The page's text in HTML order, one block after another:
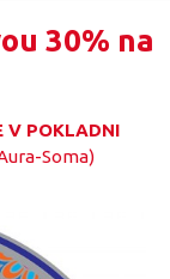
30% na
V POKLADNI
Soma)